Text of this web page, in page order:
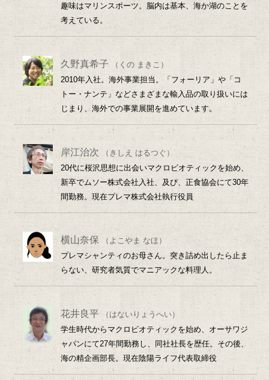
趣味はマリンスポーツ。脳内は基本、海か湖のことを
考えている。
久野真希子
（くの まきこ）
2010年入社。海外事業担当。「フォーリア」や「コ
トー・ナンテ」などさまざまな輸入品の取り扱いには
じまり、海外での事業展開を進めています。
岸江治次
（きしえ はるつぐ）
20代に桜沢思想に出会いマクロビオティックを始め、
新卒でムソー株式会社入社、及び、正食協会にて30年
間勤務。現在プレマ株式会社執行役員
横山奈保
（よこやま なほ）
プレマシャンティのお母さん。突き詰め出したら止ま
らない、研究者気質でマニアックな料理人。
花井良平
（はないりょうへい）
学生時代からマクロビオティックを始め、オーサワジ
ャパンにて27年間勤務し、同社社長を歴任。その後、
海の精企画部長。現在陰陽ライフ代表取締役